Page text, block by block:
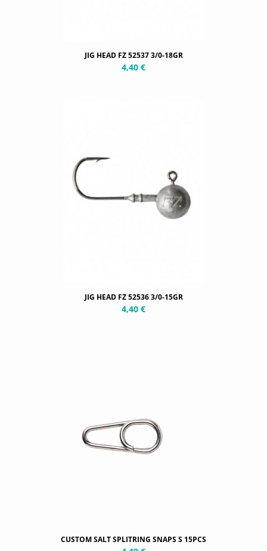
JIG HEAD FZ 52537 3/0-18GR
4,40 €
JIG HEAD FZ 52536 3/0-15GR
4,40 €
CUSTOM SALT SPLITRING SNAPS S 15PCS